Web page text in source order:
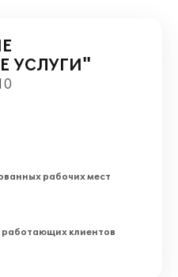
УСЛУГИ"
рабочих мест
клиентов